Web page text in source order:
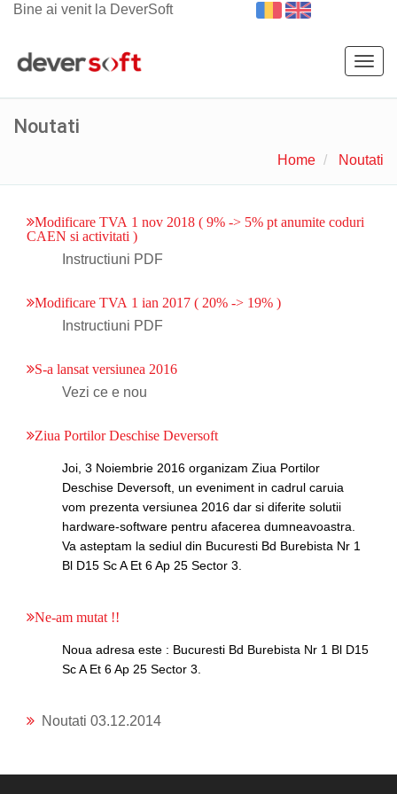
Bine ai venit la DeverSoft
Noutati
Home Noutati
Modificare TVA 1 nov 2018 ( 9% -> 5% pt anumite coduri
CAEN si activitati )
Instructiuni PDF
Modificare TVA 1 ian 2017 ( 20% -> 19% )
Instructiuni PDF
S-a lansat versiunea 2016
Vezi ce e nou
Ziua Portilor Deschise Deversoft
Joi, 3 Noiembrie 2016 organizam Ziua Portilor
Deschise Deversoft, un eveniment in cadrul caruia
vom prezenta versiunea 2016 dar si diferite solutii
hardware-software pentru afacerea dumneavoastra.
Va asteptam la sediul din Bucuresti Bd Burebista Nr 1
Bl D15 Sc A Et 6 Ap 25 Sector 3.
Ne-am mutat !!
Noua adresa este : Bucuresti Bd Burebista Nr 1 Bl D15
Sc A Et 6 Ap 25 Sector 3.
Noutati 03.12.2014